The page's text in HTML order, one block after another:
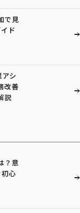
で見
ド
シ
改善
説
？意
心